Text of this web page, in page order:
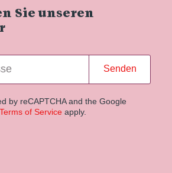
Sie unseren
Senden
by reCAPTCHA and the Google
Terms of Service apply.